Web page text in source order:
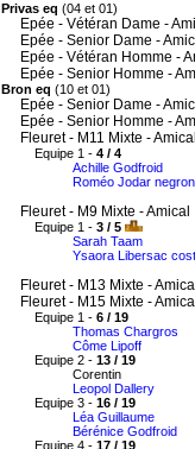
Privas eq (04 et 01)
Epée - Vétéran Dame -
Epée - Senior Dame -
Epée - Vétéran Homme -
Epée - Senior Homme -
Bron eq (10 et 01)
Epée - Senior Dame -
Epée - Senior Homme -
Fleuret - M11 Mixte -
Equipe 1 - 4 / 4
Achille Godfroid
Roméo Jodar
Fleuret - M9 Mixte - Amical
Equipe 1 - 3 / 5
Sarah Taam
Ysaora Libersac
Fleuret - M13 Mixte -
Fleuret - M15 Mixte -
Equipe 1 - 6 / 19
Thomas Chargros
Côme Lipoff
Equipe 2 - 13 / 19
Corentin
Leopol Dallery
Equipe 3 - 16 / 19
Léa Guillaume
Bérénice Godfroid
Equipe 4 - 17 / 19